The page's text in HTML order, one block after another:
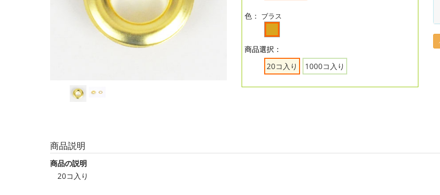
色： ブラス
商品選択：
20コ入り
1000コ入り
商品説明
商品の説明
20コ入り